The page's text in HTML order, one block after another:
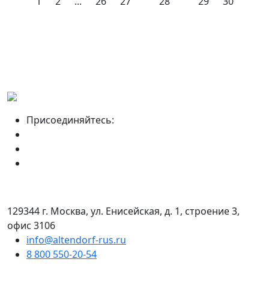
Присоединяйтесь:
129344 г. Москва, ул. Енисейская, д. 1, строение 3,
офис 3106
info@altendorf-rus.ru
8 800 550-20-54